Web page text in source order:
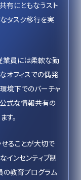
有にともなうスト
なタスク移行を実
業員には柔軟な勤
オフィスでの偶発
境下でのバーチャ
公式な情報共有の
す。
ることが大切で
インセンティブ制
の教育プログラム